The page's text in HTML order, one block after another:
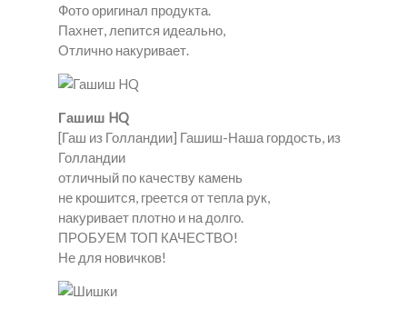
Фото оригинал продукта.
Пахнет, лепится идеально,
Отлично накуривает.
Гашиш HQ
[Гаш из Голландии] Гашиш-Наша гордость, из
Голландии
отличный по качеству камень
не крошится, греется от тепла рук,
накуривает плотно и на долго.
ПРОБУЕМ ТОП КАЧЕСТВО!
Не для новичков!